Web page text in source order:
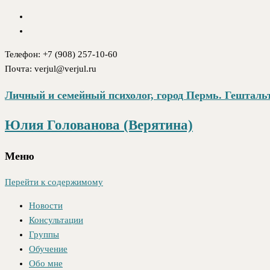
Телефон: +7 (908) 257-10-60
Почта: verjul@verjul.ru
Личный и семейный психолог, город Пермь.
Юлия Голованова (Верятина)
Меню
Перейти к содержимому
Новости
Консультации
Группы
Обучение
Обо мне